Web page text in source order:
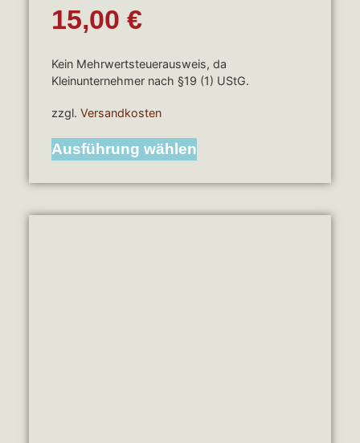
15,00 €
Kein Mehrwertsteuerausweis, da
Kleinunternehmer nach §19 (1) UStG.
zzgl. Versandkosten
Ausführung wählen